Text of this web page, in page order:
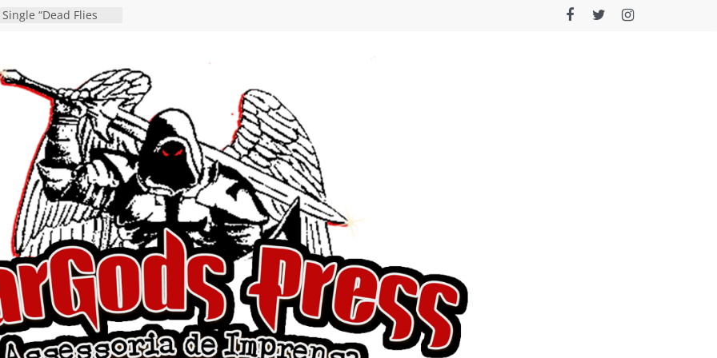
“Dead Flies
“Fly Rig” definitivo
festival Hell’s Heroes
vídeo de guitar & bass
“Eclipse”, segundo
“Dreaming”
a
e a artificialidade
e videoclipe de
gaúcha de Heavy
debut “Hellforge”